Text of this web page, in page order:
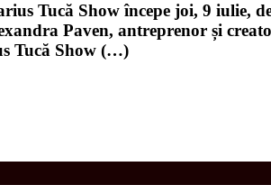
Tucă Show începe joi, 9 iulie,
Paven, antreprenor și
Tucă Show (…)